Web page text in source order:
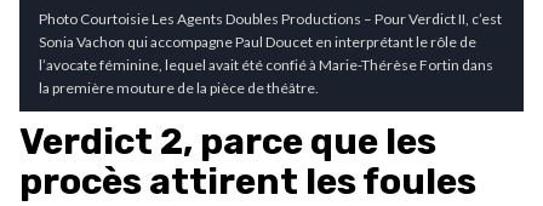
Photo Courtoisie Les Agents Doubles Productions – Pour Verdict II, c’est
Sonia Vachon qui accompagne Paul Doucet en interprétant le rôle de
l’avocate féminine, lequel avait été confié à Marie-Thérèse Fortin dans
la première mouture de la pièce de théâtre.
Verdict 2, parce que les
procès attirent les foules